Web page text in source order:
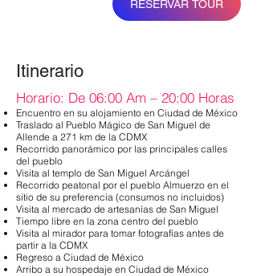
RESERVAR TOUR
Itinerario
Horario: De 06:00 Am – 20:00 Horas
Encuentro en su alojamiento en Ciudad de México
Traslado al Pueblo Mágico de San Miguel de
Allende a 271 km de la CDMX
Recorrido panorámico por las principales calles
del pueblo
Visita al templo de San Miguel Arcángel
Recorrido peatonal por el pueblo Almuerzo en el
sitio de su preferencia (consumos no incluidos)
Visita al mercado de artesanías de San Miguel
Tiempo libre en la zona centro del pueblo
Visita al mirador para tomar fotografías antes de
partir a la CDMX
Regreso a Ciudad de México
Arribo a su hospedaje en Ciudad de México